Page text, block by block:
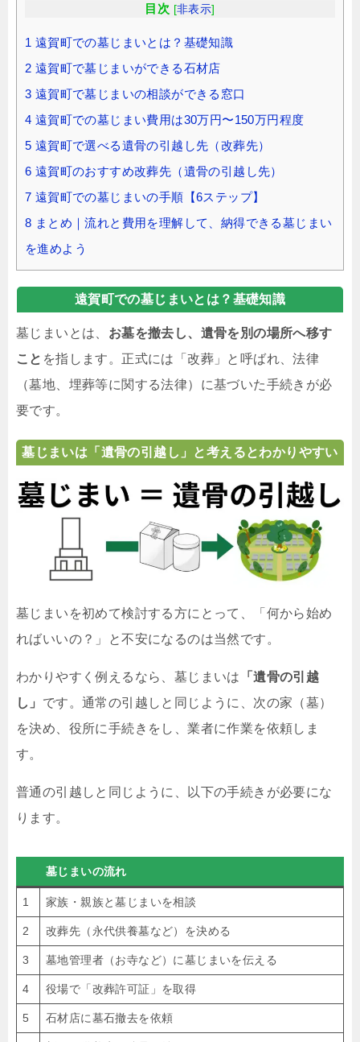
目次 [非表示]
1 遠賀町での墓じまいとは？基礎知識
2 遠賀町で墓じまいができる石材店
3 遠賀町で墓じまいの相談ができる窓口
4 遠賀町での墓じまい費用は30万円〜150万円程度
5 遠賀町で選べる遺骨の引越し先（改葬先）
6 遠賀町のおすすめ改葬先（遺骨の引越し先）
7 遠賀町での墓じまいの手順【6ステップ】
8 まとめ｜流れと費用を理解して、納得できる墓じまい
を進めよう
遠賀町での墓じまいとは？基礎知識
墓じまいとは、 お墓を撤去し、遺骨を別の場所へ移す
こと を指します。正式には「改葬」と呼ばれ、法律
（墓地、埋葬等に関する法律）に基づいた手続きが必
要です。
墓じまいは「遺骨の引越し」と考えるとわかりやすい
墓じまいを初めて検討する方にとって、「何から始め
ればいいの？」と不安になるのは当然です。
わかりやすく例えるなら、墓じまいは
「遺骨の引越
し」 です。通常の引越しと同じように、次の家（墓）
を決め、役所に手続きをし、業者に作業を依頼しま
す。
普通の引越しと同じように、以下の手続きが必要にな
ります。
墓じまいの流れ
1 家族・親族と墓じまいを相談
2 改葬先（永代供養墓など）を決める
3 墓地管理者（お寺など）に墓じまいを伝える
4 役場で「改葬許可証」を取得
5 石材店に墓石撤去を依頼